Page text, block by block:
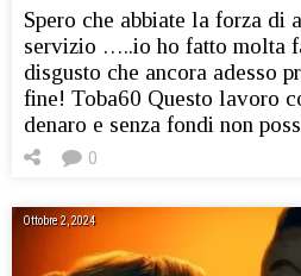
Spero che abbiate la forza di
servizio …..io ho fatto molta
disgusto che ancora adesso
fine! Toba60 Questo lavoro
denaro e senza fondi non
0
Ottobre 2, 2024